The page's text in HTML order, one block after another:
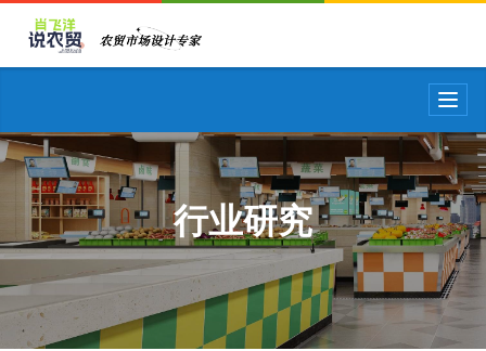
T
o
g
g
l
e
n
a
v
i
g
行业研究